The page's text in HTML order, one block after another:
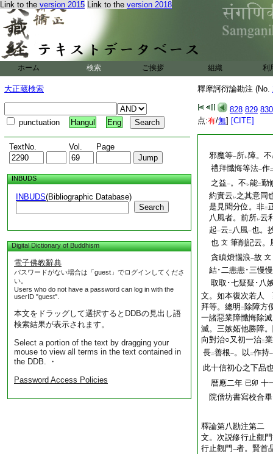
Link to the version 2015 Link to the version 2018
ホーム 検索 ご挨拶 組織 利
大正蔵検索
punctuation Hangul Eng
TextNo. Vol. Page
INBUDS
INBUDS(Bibliographic Database)
Search
Digital Dictionary of Buddhism
電子佛教辭典
パスワードがない場合は「guest」でログインしてくださ
い。
Users who do not have a password can log in with the
userID "guest".
本文をドラッグして選択するとDDBの見出し語
検索結果が表示されます。
Select a portion of the text by dragging your
mouse to view all terms in the text contained in
the DDB. ・
Password Access Policies
釋摩訶衍論勘注 (No.
828 829 830
点:有/無] [CITE]
邪魔等一所レ障。不
禮拜懺悔等法一作二
之益一。不 レ能二勤
約實云 レ之其意同
是見聞分位。非二
八風者。前所レ云
起一云 二 八風一也。
也 文 筆削記云。
貪瞋煩惱浪一故 文
結･二恚恚･三慢
取取･七疑疑･八
文。如本復次若人
拜等。總明 二 除障方
一諸惡業障懺悔除
滅。三嫉妬他勝障
向對治○又初一治二
長二善根一。以 二作持一
此十信初心之下品
暦應二年 已卯 十
院僧坊書寫校
釋論第八勘注第二
文。次説修行止觀
行止觀門 一者。賢首